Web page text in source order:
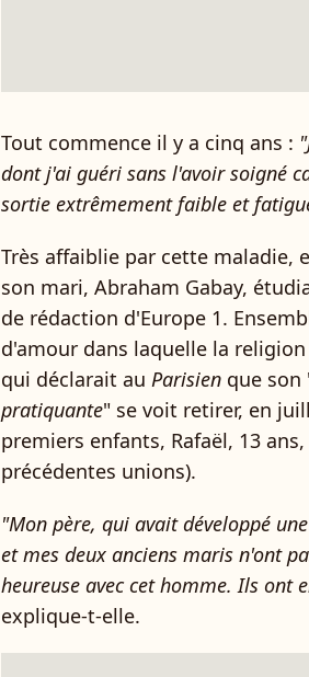
Tout commence il y a cinq ans :
dont j'ai guéri sans l'avoir soigné
sortie extrêmement faible et
Très affaiblie par cette maladie,
son mari, Abraham Gabay,
de rédaction d'Europe 1.
d'amour dans laquelle la
qui déclarait au Parisien que son
pratiquante" se voit retirer, en
premiers enfants, Rafaël, 13
précédentes unions).
"Mon père, qui avait développé
et mes deux anciens maris n'ont
heureuse avec cet homme. Ils ont
explique-t-elle.